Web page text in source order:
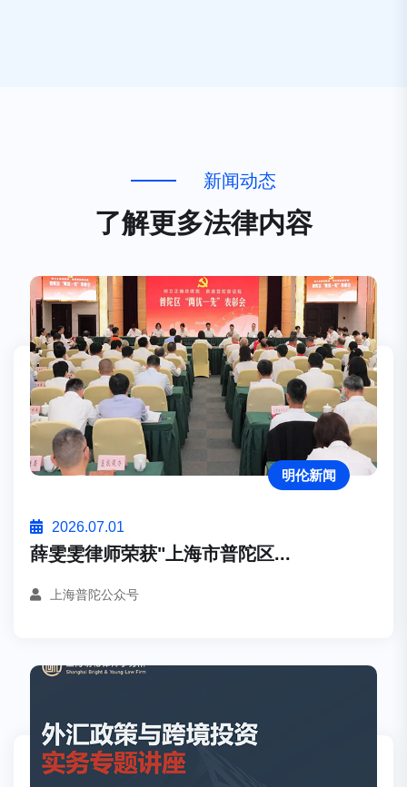
新闻动态
了解更多法律内容
明伦新闻
2026.07.01
薛雯雯律师荣获"上海市普陀区...
上海普陀公众号